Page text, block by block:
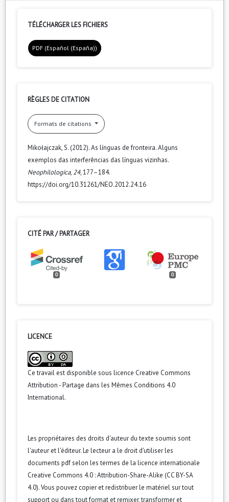
TÉLÉCHARGER LES FICHIERS
PDF (Español (España))
RÈGLES DE CITATION
Formats de citations
Mikołajczak, S. (2012). As línguas de fronteira. Alguns
exemplos das interferências das línguas vizinhas.
Neophilologica, 24, 177–184.
https://doi.org/10.31261/NEO.2012.24.16
CITÉ PAR / PARTAGER
0 0
LICENCE
Ce travail est disponible sous licence Creative Commons
Attribution - Partage dans les Mêmes Conditions 4.0
International.
Les propriétaires des droits d'auteur du texte soumis sont
l'auteur et l'éditeur. Le lecteur a le droit d'utiliser les
documents pdf selon les termes de la licence internationale
Creative Commons 4.0 : Attribution-Share-Alike (CC BY-SA
4.0). Vous pouvez copier et redistribuer le matériel sur tout
support ou dans tout format et remixer, transformer et